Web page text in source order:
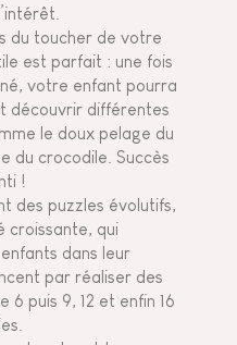
du toucher de votre
est parfait : une fois
votre enfant pourra
découvrir différentes
le doux pelage du
du crocodile. Succès
!
des puzzles évolutifs,
croissante, qui
dans leur
par réaliser des
6 puis 9, 12 et enfin 16